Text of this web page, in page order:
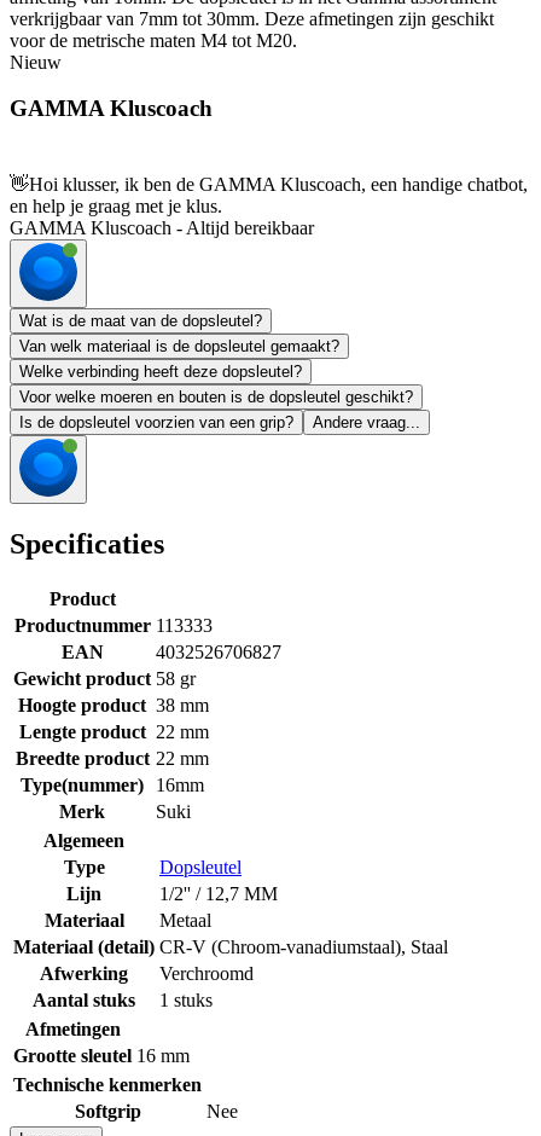
verkrijgbaar van 7mm tot 30mm. Deze afmetingen zijn geschikt
voor de metrische maten M4 tot M20.
Nieuw
GAMMA Kluscoach
👋Hoi klusser, ik ben de GAMMA Kluscoach, een handige chatbot,
en help je graag met je klus.
GAMMA Kluscoach - Altijd bereikbaar
Wat is de maat van de dopsleutel?
Van welk materiaal is de dopsleutel gemaakt?
Welke verbinding heeft deze dopsleutel?
Voor welke moeren en bouten is de dopsleutel geschikt?
Is de dopsleutel voorzien van een grip?
Andere vraag...
Specificaties
Product
Productnummer 113333
EAN
4032526706827
Gewicht product 58 gr
Hoogte product 38 mm
Lengte product 22 mm
Breedte product 22 mm
Type(nummer)
16mm
Merk
Suki
Algemeen
Type
Dopsleutel
Lijn
1/2'' / 12,7 MM
Materiaal
Metaal
Materiaal (detail) CR-V (Chroom-vanadiumstaal), Staal
Afwerking
Verchroomd
Aantal stuks
1 stuks
Afmetingen
Grootte sleutel 16 mm
Technische kenmerken
Softgrip
Nee